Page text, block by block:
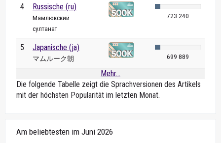
4 Russische (ru)
Мамлюкский
султанат
723 240
5 Japanische (ja)
マムルーク朝 699 889
Mehr...
Die folgende Tabelle zeigt die Sprachversionen des Artikels
mit der höchsten Popularität im letzten Monat.
Am beliebtesten im Juni 2026